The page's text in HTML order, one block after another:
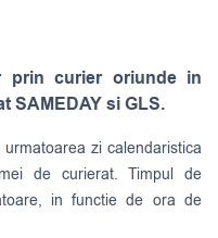
prin curier oriunde in
SAMEDAY si GLS.
zi calendaristica
de curierat. Timpul de
in functie de ora de